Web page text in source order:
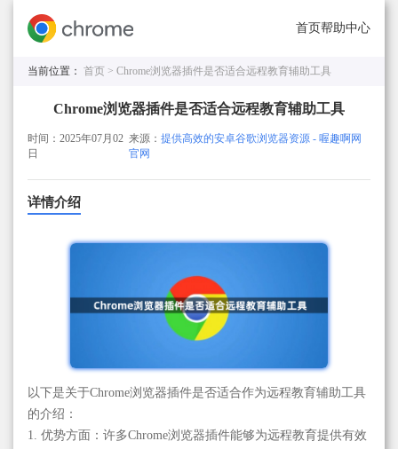
首页帮助中心
当前位置： 首页 > Chrome浏览器插件是否适合远程教育辅助工具
Chrome浏览器插件是否适合远程教育辅助工具
时间：2025年07月02
日
来源：提供高效的安卓谷歌浏览器资源 - 喔趣啊网
官网
详情介绍
以下是关于Chrome浏览器插件是否适合作为远程教育辅助工具
的介绍：
1. 优势方面：许多Chrome浏览器插件能够为远程教育提供有效